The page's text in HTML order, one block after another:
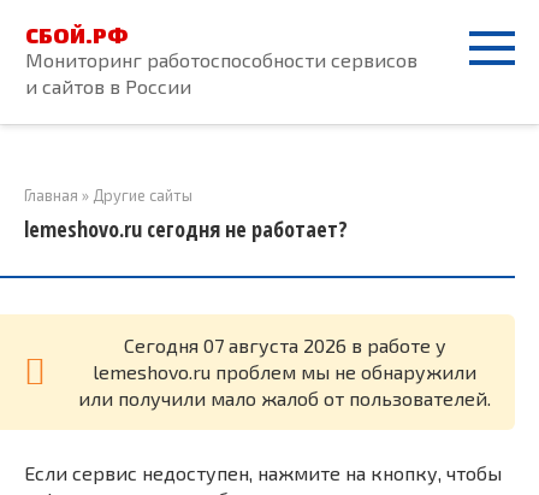
контенту
СБОЙ.РФ
Мониторинг работоспособности сервисов
и сайтов в России
Главная » Другие сайты
lemeshovo.ru сегодня не работает?
Cегодня 07 августа 2026 в работе у
lemeshovo.ru проблем мы не обнаружили
или получили мало жалоб от пользователей.
Если сервис недоступен, нажмите на кнопку, чтобы